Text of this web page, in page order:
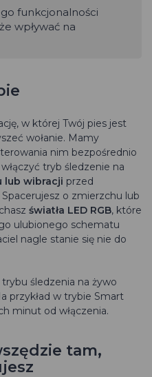
funkcjonalności
wpływać na
w której Twój pies jest
wołanie. Mamy
nim bezpośrednio
tryb śledzenie na
lub wibracji przed
o zmierzchu lub
światła LED RGB, które
ulubionego schematu
nagle stanie się nie do
śledzenia na żywo
przykład w trybie Smart
minut od włączenia.
tam,